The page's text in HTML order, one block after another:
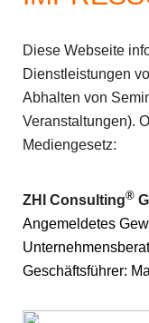
Diese Webseite
Dienstleistungen
Abhalten von
Veranstaltungen).
Mediengesetz:
ZHI Consulting®
Angemeldetes
Geschäftsführer: